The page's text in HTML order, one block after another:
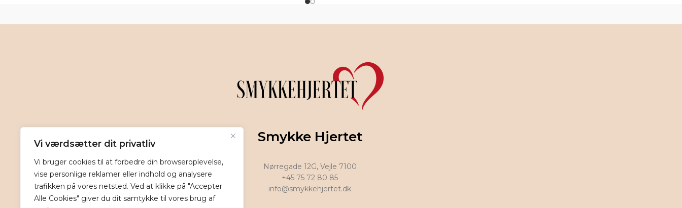
Vi værdsætter dit privatliv
Vi bruger cookies til at forbedre din browseroplevelse,
vise personlige reklamer eller indhold og analysere
trafikken på vores netsted. Ved at klikke på "Accepter
Alle Cookies" giver du dit samtykke til vores brug af
Smykke Hjertet
Nørregade 12G, Vejle 7100
+45 75 72 80 85
info@smykkehjertet.dk